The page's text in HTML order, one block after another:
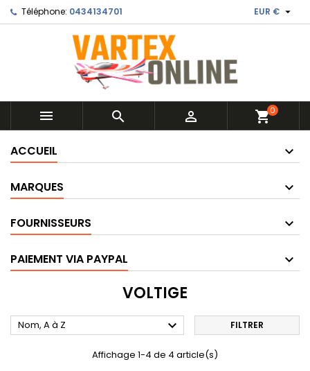
Téléphone: 0434134701 EUR € 
   shopping_cart0
ACCUEIL
MARQUES
FOURNISSEURS
PAIEMENT VIA PAYPAL
VOLTIGE
Nom, A à Z  FILTRER
Affichage 1-4 de 4 article(s)